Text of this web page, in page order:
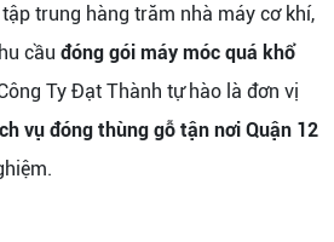
trung hàng trăm nhà máy cơ khí,
cầu đóng gói máy móc quá khổ
Ty Đạt Thành tự hào là đơn vị
vụ đóng thùng gỗ tận nơi Quận 12